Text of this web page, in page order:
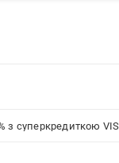
з суперкредиткою